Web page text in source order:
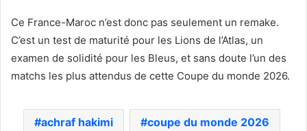
Ce France-Maroc n’est donc pas seulement un remake.
C’est un test de maturité pour les Lions de l’Atlas, un
examen de solidité pour les Bleus, et sans doute l’un des
matchs les plus attendus de cette Coupe du monde 2026.
achraf hakimi coupe du monde 2026